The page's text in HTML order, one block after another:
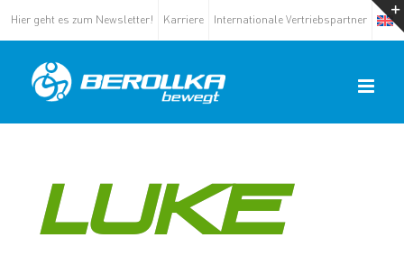
Hier geht es zum Newsletter! Karriere Internationale Vertriebspartner
LUKE